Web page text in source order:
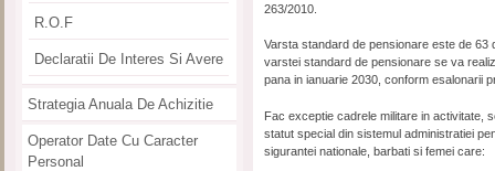
263/2010.
Varsta standard de pensionare este de 63
varstei standard de pensionare se va
pana in ianuarie 2030, conform esalonarii
Fac exceptie cadrele militare in activitate,
statut special din sistemul administratiei
sigurantei nationale, barbati si femei care:
R.O.F
Declaratii De Interes Si Avere
Strategia Anuala De Achizitie
Operator Date Cu Caracter
Personal